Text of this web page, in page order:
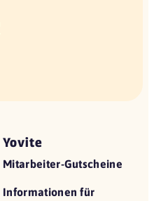
Yovite
Mitarbeiter-Gutscheine
Informationen für